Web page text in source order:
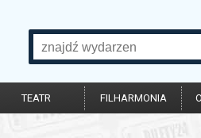
TEATR FILHARMONIA